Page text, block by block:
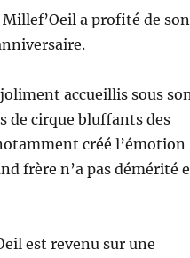
Millef’Oeil a profité de son
accueillis sous
de cirque bluffants des
créé l’émotion
frère n’a pas démérité
est revenu sur une